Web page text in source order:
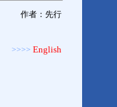
作者：先行
>>>> English